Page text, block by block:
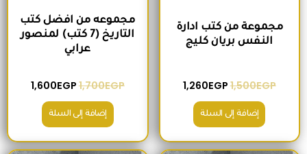
مجموعة من كتب ادارة
النفس بريان كليج
1,500EGP
1,260EGP
إضافة إلى السلة
مجموعه من افضل كتب
التاريخ (7 كتب) لمنصور
عرابي
1,700EGP
1,600EGP
إضافة إلى السلة